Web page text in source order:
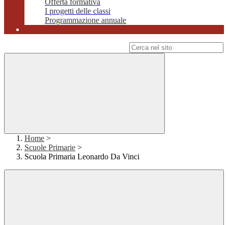
Offerta formativa
I progetti delle classi
Programmazione annuale
Home >
Scuole Primarie >
Scuola Primaria Leonardo Da Vinci